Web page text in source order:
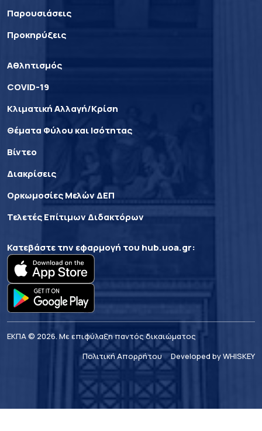
Παρουσιάσεις
Προκηρύξεις
Αθλητισμός
COVID-19
Κλιματική Αλλαγή/Κρίση
Θέματα Φύλου και Ισότητας
Βίντεο
Διακρίσεις
Ορκωμοσίες Μελών ΔΕΠ
Τελετές Επίτιμων Διδακτόρων
Κατεβάστε την εφαρμογή του hub.uoa.gr:
ΕΚΠΑ © 2026. Με επιφύλαξη παντός δικαιώματος
Πολιτική Απορρήτου
Developed by WHISKEY